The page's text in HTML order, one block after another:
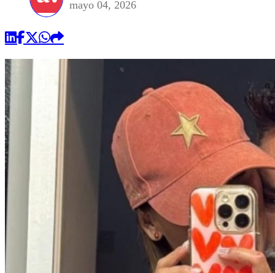
mayo 04, 2026